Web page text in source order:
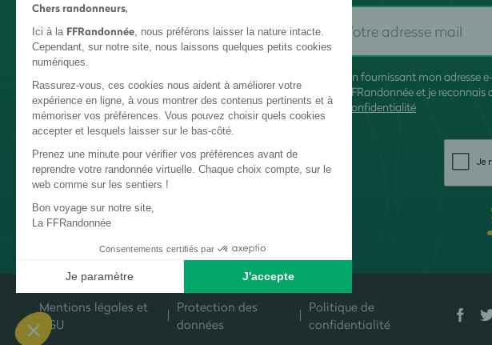
En fournissant mon adresse
FFRandonnée et je
confidentialité
Mentions légales et
CGU
Protection des
données
Politique de
confidentialité
Chers randonneurs,
Ici à la FFRandonnée, nous préférons laisser la nature intacte.
Cependant, sur notre site, nous laissons quelques petits cookies
numériques.
Rassurez-vous, ces cookies nous aident à améliorer votre
expérience en ligne, à vous montrer des contenus pertinents et à
mémoriser vos préférences. Vous pouvez choisir quels cookies
accepter et lesquels laisser sur le bas-côté.
Prenez une minute pour vérifier vos préférences avant de
reprendre votre randonnée virtuelle. Chaque choix compte, sur le
web comme sur les sentiers !
Bon voyage sur notre site,
La FFRandonnée
Consentements certifiés par
Je paramètre
J'accepte
Axeptio consent
Plateforme de Gestion du Consentement : Personnalisez vos Options
Notre plateforme vous permet d'adapter et de gérer vos paramètres de confidentialité, en